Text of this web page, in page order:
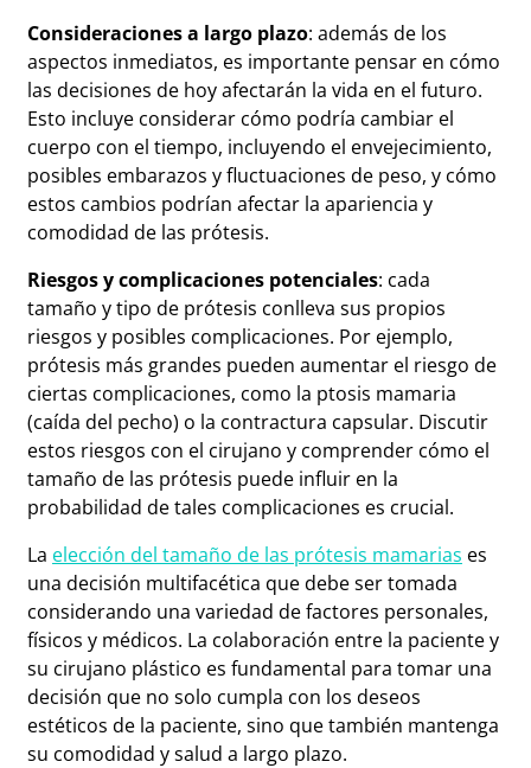
Consideraciones a largo plazo: además de los
aspectos inmediatos, es importante pensar en cómo
las decisiones de hoy afectarán la vida en el futuro.
Esto incluye considerar cómo podría cambiar el
cuerpo con el tiempo, incluyendo el envejecimiento,
posibles embarazos y fluctuaciones de peso, y cómo
estos cambios podrían afectar la apariencia y
comodidad de las prótesis.
Riesgos y complicaciones potenciales: cada
tamaño y tipo de prótesis conlleva sus propios
riesgos y posibles complicaciones. Por ejemplo,
prótesis más grandes pueden aumentar el riesgo de
ciertas complicaciones, como la ptosis mamaria
(caída del pecho) o la contractura capsular. Discutir
estos riesgos con el cirujano y comprender cómo el
tamaño de las prótesis puede influir en la
probabilidad de tales complicaciones es crucial.
La elección del tamaño de las prótesis mamarias es
una decisión multifacética que debe ser tomada
considerando una variedad de factores personales,
físicos y médicos. La colaboración entre la paciente y
su cirujano plástico es fundamental para tomar una
decisión que no solo cumpla con los deseos
estéticos de la paciente, sino que también mantenga
su comodidad y salud a largo plazo.